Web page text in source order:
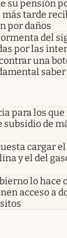
su pensión
tarde
por daños
del
por las
una
para los
subsidio de
cargar
y el del
lo hace
acceso a